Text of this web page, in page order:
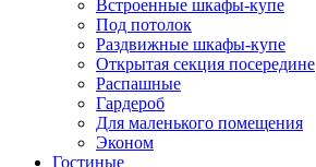
Встроенные шкафы-купе
Под потолок
Раздвижные шкафы-купе
Открытая секция посередине
Распашные
Гардероб
Для маленького помещения
Эконом
Гостиные